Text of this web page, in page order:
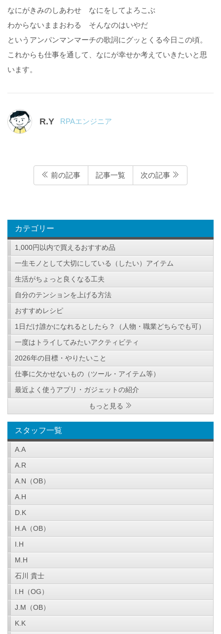
なにがきみのしあわせ なにをしてよろこぶ
わからないままおわる そんなのはいやだ
というアンパンマンマーチの歌詞にグッとくる今日この頃。
これからも仕事を通して、なにが幸せか考えていきたいと思
います。
R.Y RPAエンジニア
前の記事 記事一覧 次の記事
カテゴリー
1,000円以内で買えるおすすめ品
一生モノとして大切にしている（したい）アイテム
生活がちょっと良くなる工夫
自分のテンションを上げる方法
おすすめレシピ
1日だけ誰かになれるとしたら？（人物・職業どちらでも可）
一度はトライしてみたいアクティビティ
2026年の目標・やりたいこと
仕事に欠かせないもの（ツール・アイテム等）
最近よく使うアプリ・ガジェットの紹介
もっと見る
スタッフ一覧
A.A
A.R
A.N（OB）
A.H
D.K
H.A（OB）
I.H
M.H
石川 貴士
I.H（OG）
J.M（OB）
K.K